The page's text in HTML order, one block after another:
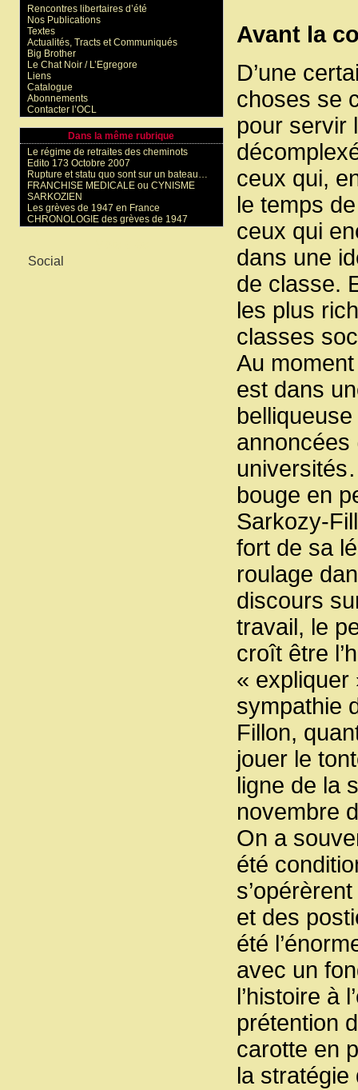
Avant la
D’une
choses se
pour servir
ceux qui,
le temps
ceux qui
dans une
de classe.
les plus
classes
Au
est dans
annoncées
bouge en
Sarkozy-
fort de sa
roulage
discours
travail, le
croît être
« expliquer
sympathie
Fillon,
jouer le
ligne de la
novembre
On a
été
et des
été
avec un
l’histoire à
prétention
carotte en
la
Rencontres libertaires d’été
Nos Publications
Textes
Actualités, Tracts et Communiqués
Big Brother
Le Chat Noir / L’Egregore
Liens
Catalogue
Abonnements
Contacter l’OCL
Dans la même rubrique
Le régime de retraites des cheminots
Edito 173 Octobre 2007
Rupture et statu quo sont sur un bateau…
FRANCHISE MEDICALE ou CYNISME
SARKOZIEN
Les grèves de 1947 en France
CHRONOLOGIE des grèves de 1947
Social